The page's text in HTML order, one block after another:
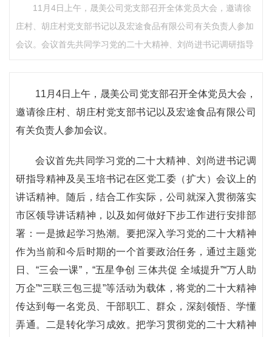
11月4日上午，晟美公司党支部召开全体党员大会，邀请徐
庄村、胡庄村党支部书记以及宏途食品有限公司有关负责人参加
会议。会议首先共同学习党的二十大精神、刘尚进书记调研指导
11月4日上午，晟美公司党支部召开全体党员大会，
邀请徐庄村、胡庄村党支部书记以及宏途食品有限公司
有关负责人参加会议。
会议首先共同学习党的二十大精神、刘尚进书记调
研指导精神及吴玉培书记在区党工委（扩大）会议上的
讲话精神。随后，结合工作实际，公司就深入贯彻落实
市区领导讲话精神，以及如何做好下步工作进行安排部
署：一是掀起学习热潮。要把深入学习党的二十大精神
作为当前和今后时期的一个首要政治任务，通过主题党
日、“三会一课”，“五星争创 三体共促 全域提升”“万人助
万企”“三联三包三提”等活动为载体，将党的二十大精神
传达到每一名党员、干部职工、群众，深刻领悟、学懂
弄通。二是转化学习成效。把学习贯彻党的二十大精神